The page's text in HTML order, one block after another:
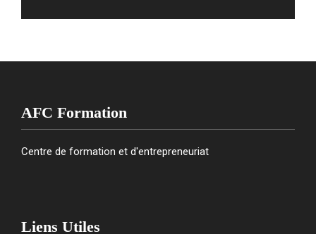
AFC Formation
Centre de formation et d'entrepreneuriat
Liens Utiles